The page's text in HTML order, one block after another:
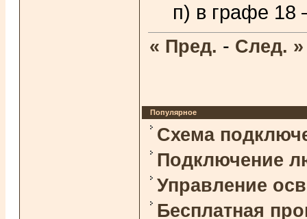
п) в графе 18
« Пред. - След. »
Популярное
Схема
Подключение
Управление
Бесплатная